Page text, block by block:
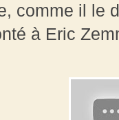
comme il le
à Eric